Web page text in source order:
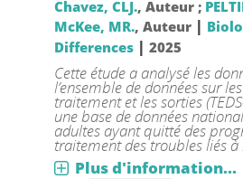
Chavez, CLJ., Auteur ;
McKee, MR., Auteur |
Differences| 2025
Cette étude a analysé les
l’ensemble de données sur
traitement et les sorties
une base de données
adultes ayant quitté des
traitement des troubles liés à
Plus d'information...